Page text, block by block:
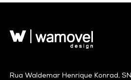
Rua Waldemar Henrique Konrad, SN